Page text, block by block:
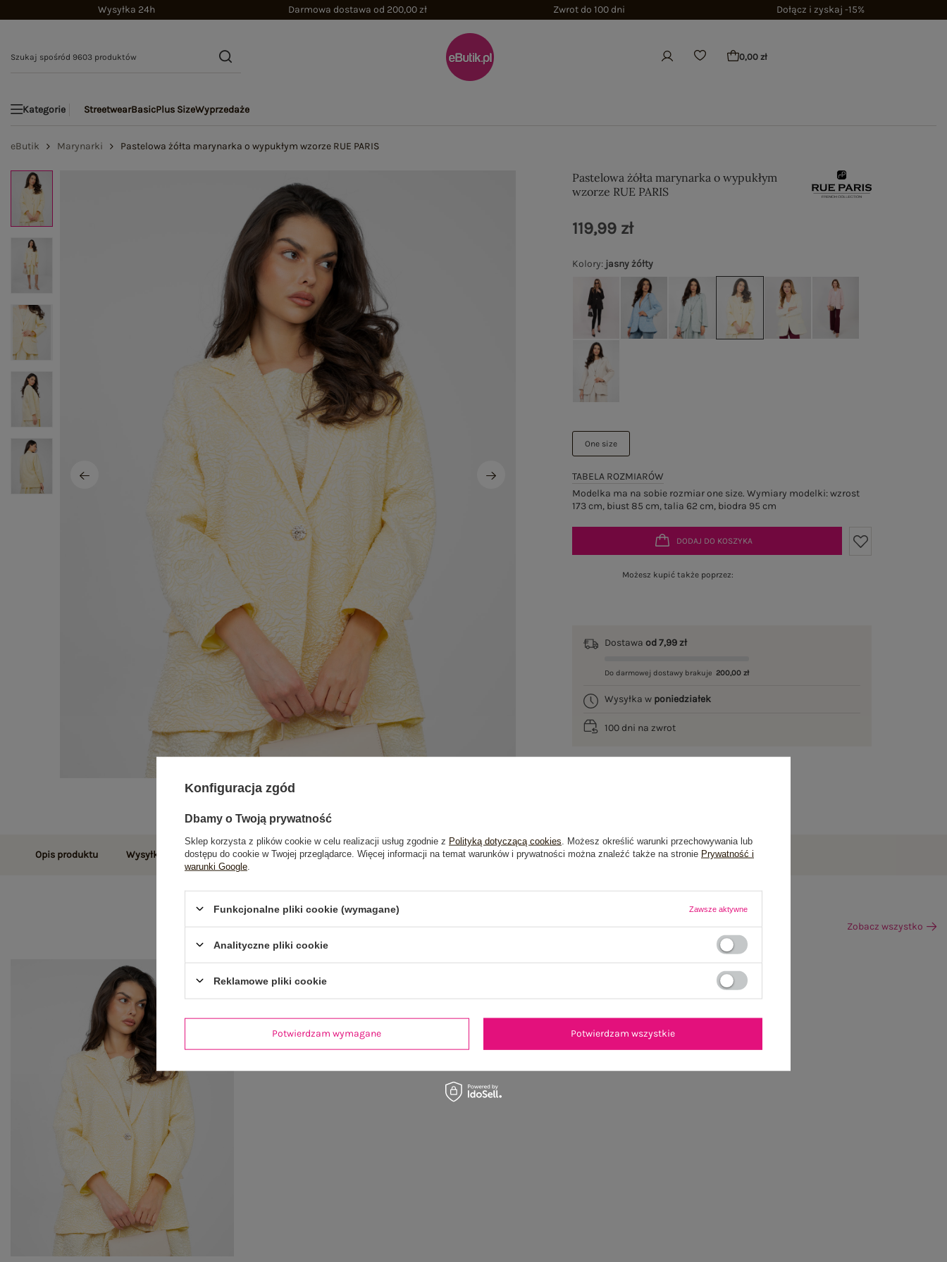
Wysyłka 24h Darmowa dostawa od 200,00 zł Zwrot do 100 dni Dołącz i zyskaj -15%
0,00 zł
Kategorie StreetwearBasicPlus SizeWyprzedaże
eButik Marynarki Pastelowa żółta marynarka o wypukłym wzorze RUE PARIS
Pastelowa żółta marynarka o wypukłym
wzorze RUE PARIS
Kolory: jasny żółty
One size
TABELA ROZMIARÓW
Modelka ma na sobie rozmiar one size. Wymiary modelki: wzrost
173 cm, biust 85 cm, talia 62 cm, biodra 95 cm
119,99 zł
DODAJ DO KOSZYKA
Możesz kupić także poprzez:
Dostawaod 7,99 zł
Do darmowej dostawy brakuje 200,00 zł
Wysyłka w poniedziałek
100 dni na zwrot
Opis produktu Wysyłka i dostawa Zwroty i reklamacje Opinie o produkcie(0)
Zobacz wszystko
Konfiguracja zgód
Dbamy o Twoją prywatność
Sklep korzysta z plików cookie w celu realizacji usług zgodnie z Polityką dotyczącą cookies . Możesz określić warunki przechowywania lub
dostępu do cookie w Twojej przeglądarce. Więcej informacji na temat warunków i prywatności można znaleźć także na stronie Prywatność i
warunki Google
Funkcjonalne pliki cookie (wymagane) Zawsze aktywne
Analityczne pliki cookie
Reklamowe pliki cookie
Potwierdzam wymagane Potwierdzam wszystkie